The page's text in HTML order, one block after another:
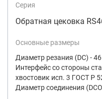
Серия
Обратная цековка
Основные размеры
Диаметр резания (DC) - 46
Интерфейс со стороны
хвостовик исп. 3 ГОСТ Р
Диаметр соединения